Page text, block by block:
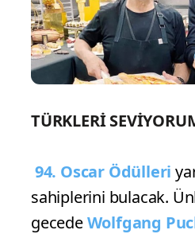
TÜRKLERİ
94. Oscar Ödülleri
sahiplerini bulacak.
gecedeWolfgang